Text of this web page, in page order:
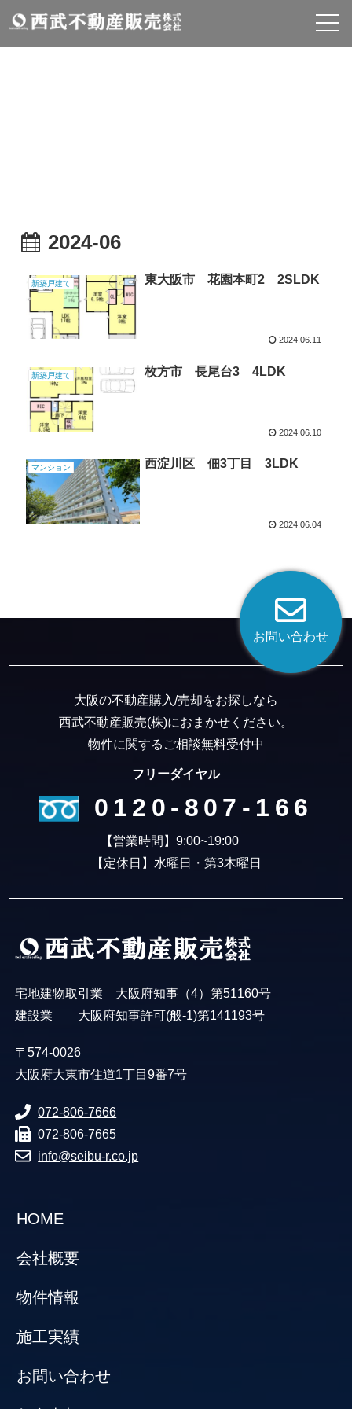
2024-06
新築戸建て 東大阪市 花園本町2 2SLDK
2024.06.11
新築戸建て 枚方市 長尾台3 4LDK
2024.06.10
マンション 西淀川区 佃3丁目 3LDK
2024.06.04
お問い合わせ
大阪の不動産購入/売却をお探しなら
西武不動産販売(株)におまかせください。
物件に関するご相談無料受付中
フリーダイヤル
0120-807-166
【営業時間】9:00~19:00
【定休日】水曜日・第3木曜日
宅地建物取引業 大阪府知事（4）第51160号
建設業 大阪府知事許可(般-1)第141193号
〒574-0026
大阪府大東市住道1丁目9番7号
072-806-7666
072-806-7665
info@seibu-r.co.jp
HOME
会社概要
物件情報
施工実績
お問い合わせ